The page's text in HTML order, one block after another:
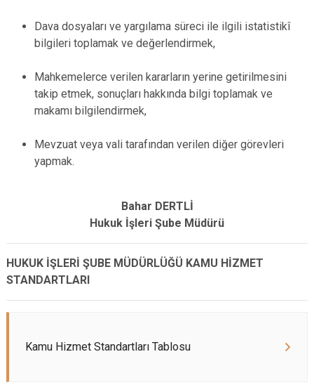
Dava dosyaları ve yargılama süreci ile ilgili istatistikî
bilgileri toplamak ve değerlendirmek,
Mahkemelerce verilen kararların yerine getirilmesini
takip etmek, sonuçları hakkında bilgi toplamak ve
makamı bilgilendirmek,
Mevzuat veya vali tarafından verilen diğer görevleri
yapmak.
Bahar DERTLİ
Hukuk İşleri Şube Müdürü
HUKUK İŞLERİ ŞUBE MÜDÜRLÜĞÜ KAMU HİZMET
STANDARTLARI
Kamu Hizmet Standartları Tablosu